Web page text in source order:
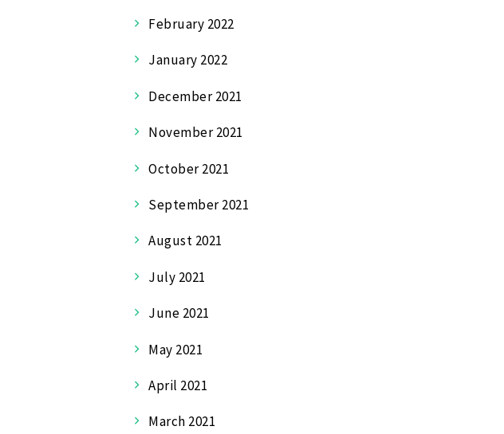
February 2022
January 2022
December 2021
November 2021
October 2021
September 2021
August 2021
July 2021
June 2021
May 2021
April 2021
March 2021